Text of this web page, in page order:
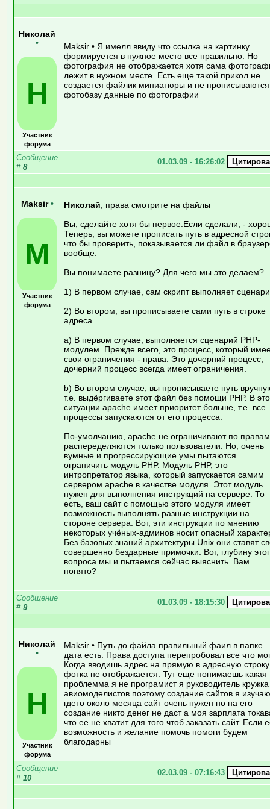
Николай
•
Н
Участник
форума
Maksir • Я имелл ввиду что ссылка на картинку
формируется в нужное место все правильно. Но
фотография не отображается хотя сама
лежит в нужном месте. Есть еще такой прикол не
создается файлик миниатюры и не
фотобазу данные по фотографии
Сообщение
# 8
01.03.09 - 16:26:02
Maksir •
M
Участник
форума
Николай , права смотрите на файлы
Вы, сделайте хотя бы первое.Если сделали, -
Теперь, вы можете прописать путь в адресной
что бы проверить, показывается ли файл в
вообще.
Вы понимаете разницу? Для чего мы это делаем?
1) В первом случае, сам скрипт выполняет
2) Во втором, вы прописываете сами путь в строке
адреса.
a) В первом случае, выполняется сценарий PHP-
модулем. Прежде всего, это процесс, который
свои ограничения - права. Это дочерний процесс,
дочерний процесс всегда имеет ограничения.
b) Во втором случае, вы прописываете путь
т.е. выдёргиваете этот файл без помощи PHP. В
ситуации apache имеет приоритет больше, т.е. все
процессы запускаются от его процесса.
По-умолчанию, apache не ограничивают по
распеределяются только пользователи. Но, очень
вумные и прогрессирующие умы пытаются
ограничить модуль PHP. Модуль PHP, это
интропретатор языка, который запускается самим
сервером apache в качестве модуля. Этот модуль
нужен для выполнения инструкций на сервере. То
есть, ваш сайт с помощью этого модуля имеет
возможность выполнять разные инструкции на
стороне сервера. Вот, эти инструкции по мнению
некоторых учёных-админов носит опасный
Без базовых знаний архитектуры Unix они ставят
совершенно бездарные примочки. Вот, глубину
вопроса мы и пытаемся сейчас выяснить. Вам
понято?
Сообщение
# 9
01.03.09 - 18:15:30
Николай
•
Н
Участник
форума
Maksir • Путь до файла правильный фаил в папке
дата есть. Права доступа перепробовал все что
Когда вводишь адрес на прямую в адресную строку
фотка не отображается. Тут еще понимаешь какая
проблемма я не програмист я руководитель кружка
авиомоделистов поэтому создание сайтов я изучаю
гдето около месяца сайт очень нужен но на его
создание никто денег не даст а моя зарплата
что ее не хватит для того чтоб заказать сайт. Если
возможность и желание помочь помоги будем
благодарны
Сообщение
# 10
02.03.09 - 07:16:43